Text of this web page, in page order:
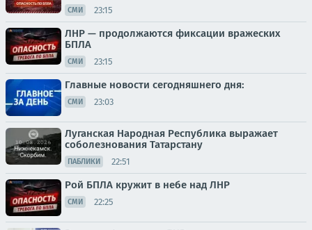
СМИ 23:15
ЛНР — продолжаются фиксации вражеских
БПЛА
СМИ 23:15
Главные новости сегодняшнего дня:
СМИ 23:03
Луганская Народная Республика выражает
соболезнования Татарстану
ПАБЛИКИ 22:51
Рой БПЛА кружит в небе над ЛНР
СМИ 22:25